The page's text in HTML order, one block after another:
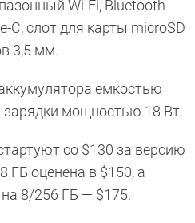
Wi-Fi, Bluetooth
C, слот для карты microSD
3,5 мм.
емкостью
мощностью 18 Вт.
со $130 за версию
ГБ оценена в $150, а
8/256 ГБ — $175.